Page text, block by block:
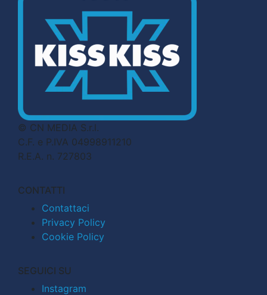
© CN MEDIA S.r.l.
C.F. e P.IVA 04998911210
R.E.A. n. 727803
CONTATTI
Contattaci
Privacy Policy
Cookie Policy
SEGUICI SU
Instagram